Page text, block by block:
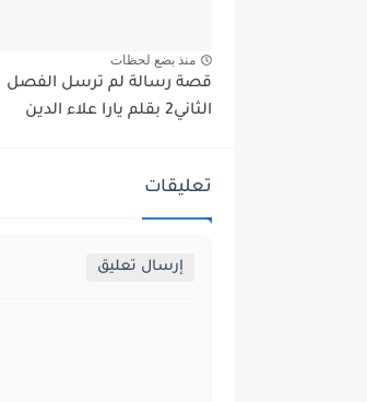
منذ بضع لحظات
قصة رسالة لم ترسل الفصل
الثاني2 بقلم يارا علاء الدين
تعليقات
إرسال تعليق